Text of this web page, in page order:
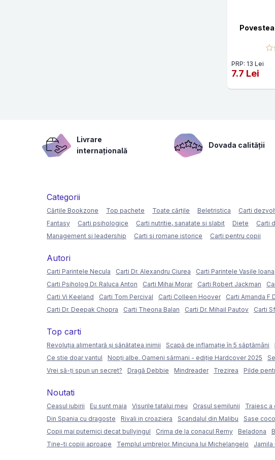
PRP: 13 Lei
7.7 Lei
Livrare
internațională
Dovada calității
Categorii
Cărțile Bookzone Top pachete Toate cărțile Beletristica Carti
Fantasy
Carti psihologice Carti nutritie, sanatate si slabit Diete Carti
Management si leadership
Carti si romane istorice Carti pentru copii
Autori
Carti Parintele Necula Carti Dr. Alexandru Ciurea Carti Parintele Vasile Ioana
Carti Psiholog Dr. Raluca Anton
Carti Mihai Morar Carti Robert Jackman
Carti Vi Keeland
Carti Tom Percival Carti Colleen Hoover Carti Amanda F
Carti Dr. Deepak Chopra
Carti Theona Balan Carti Dr. Mihail Pautov Carti
Top carti
Revoluția alimentară și sănătatea inimii Scapă de inflamație în 5 săptămâni
Ce stie doar vantul
Nopți albe. Oameni sărmani - ediție Hardcover 2025
Vrei să-ți spun un secret?
Dragă Debbie Mindreader Trezirea Pilde
Noutati
Ceasul iubirii Eu sunt maia Visurile tatalui meu Orasul semilunii Traiesc a
Din Spania cu dragoste
Rivali in croaziera Scandalul din Malibu Sase
Copii mai puternici decat bullyingul
Crima de la conacul Remy Beladona
Tine-ti copiii aproape
Templul umbrelor. Minciuna lui Michelangelo Jamila